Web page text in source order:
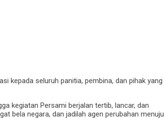
kepada seluruh panitia, pembina, dan pihak yang
kegiatan Persami berjalan tertib, lancar, dan
bela negara, dan jadilah agen perubahan menuju